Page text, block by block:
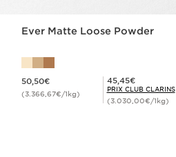
Ever Matte Loose Powder
50,50€
(3.366,67€/1kg)
Prix Club Clarins 45,45€
45,45€
PRIX CLUB CLARINS
(3.030,00€/1kg)